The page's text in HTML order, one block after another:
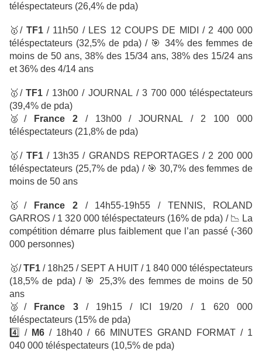
téléspectateurs (26,4% de pda)
🥇/ TF1/ 11h50 / LES 12 COUPS DE MIDI
/ 2 400 000
téléspectateurs (32,5% de pda) / 🎯 34% des femmes de
moins de 50 ans, 38% des 15/34 ans, 38% des 15/24 ans
et 36% des 4/14 ans
🥇/TF1 / 13h00 / JOURNAL / 3 700 000 téléspectateurs
(39,4% de pda)
🥈 / France 2 / 13h00 / JOURNAL
/ 2 100 000
téléspectateurs (21,8% de pda)
🥇/ TF1/ 13h35 / GRANDS REPORTAGES / 2 200 000
téléspectateurs (25,7% de pda) / 🎯 30,7% des femmes de
moins de 50 ans
🥇 / France 2 / 14h55-19h55 / TENNIS, ROLAND
GARROS / 1 320 000 téléspectateurs (16% de pda) / 📉 La
compétition démarre plus faiblement que l’an passé (-360
000 personnes)
🥇/TF1/ 18h25 / SEPT A HUIT / 1 840 000 téléspectateurs
(18,5% de pda) / 🎯
25,3% des femmes de moins de 50
ans
🥈/ France 3 / 19h15 / ICI 19/20 / 1 620 000
téléspectateurs (15% de pda)
4️⃣/ M6/ 18h40 / 66 MINUTES GRAND FORMAT / 1
040 000 téléspectateurs (10,5% de pda)